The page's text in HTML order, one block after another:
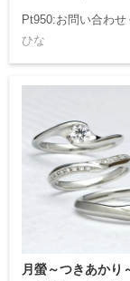
Pt950:お問い合わせ
ひな
月螢～つきあかり